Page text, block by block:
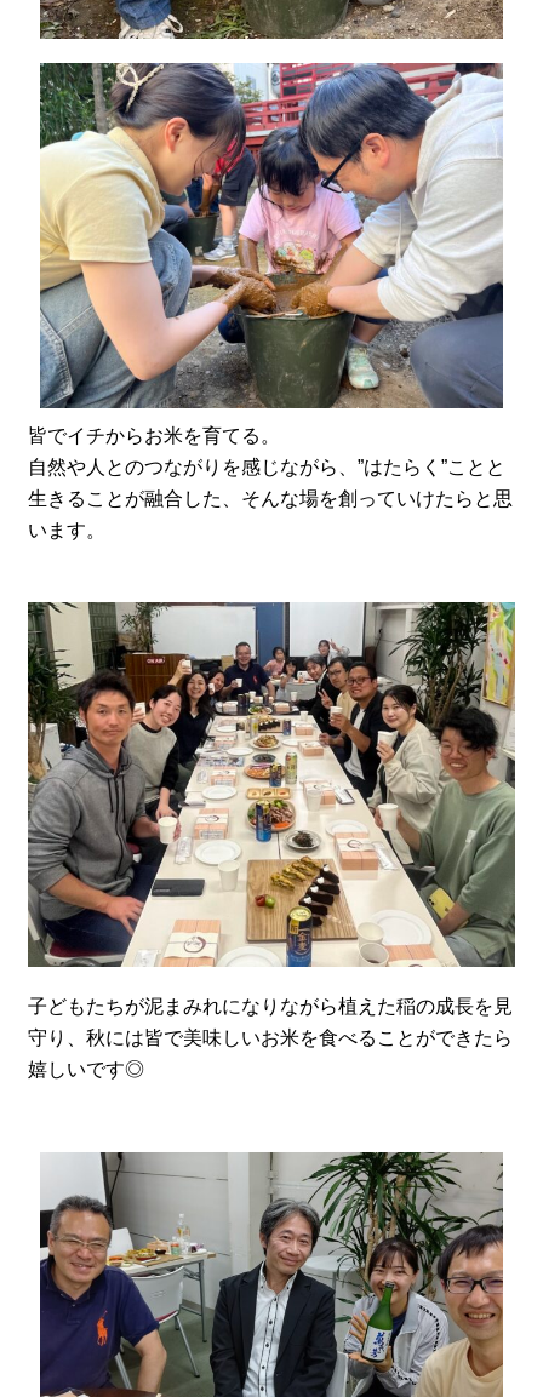
皆でイチからお米を育てる。
自然や人とのつながりを感じながら、”はたらく”ことと
生きることが融合した、そんな場を創っていけたらと思
います。
子どもたちが泥まみれになりながら植えた稲の成長を見
守り、秋には皆で美味しいお米を食べることができたら
嬉しいです◎